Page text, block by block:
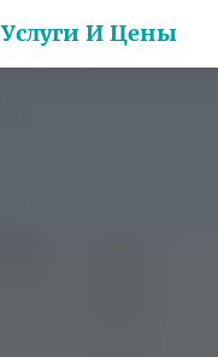
Услуги И Цены